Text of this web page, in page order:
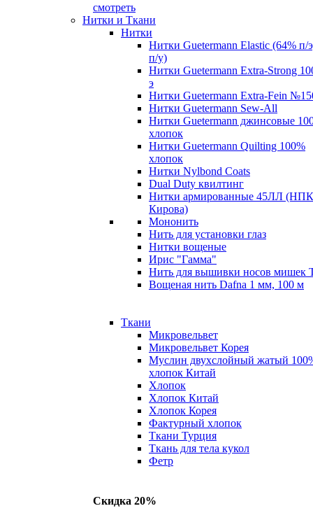
смотреть
Нитки и Ткани
Нитки
Нитки Guetermann Elastic (64% п/
п/у)
Нитки Guetermann Extra-Strong
э
Нитки Guetermann Extra-Fein
Нитки Guetermann Sew-All
Нитки Guetermann джинсовые
хлопок
Нитки Guetermann Quilting 100%
хлопок
Нитки Nylbond Coats
Dual Duty квилтинг
Нитки армированные 45ЛЛ
Кирова)
Мононить
Нить для установки глаз
Нитки вощеные
Ирис "Гамма"
Нить для вышивки носов мишек
Вощеная нить Dafna 1 мм, 100 м
Ткани
Микровельвет
Микровельвет Корея
Муслин двухслойный жатый
хлопок Китай
Хлопок
Хлопок Китай
Хлопок Корея
Фактурный хлопок
Ткани Турция
Ткань для тела кукол
Фетр
Скидка 20%